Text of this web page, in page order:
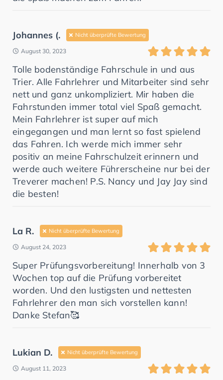
Johannes (. Nicht überprüfte Bewertung
August 30, 2023
Tolle bodenständige Fahrschule in und aus
Trier. Alle Fahrlehrer und Mitarbeiter sind sehr
nett und ganz unkompliziert. Mir haben die
Fahrstunden immer total viel Spaß gemacht.
Mein Fahrlehrer ist super auf mich
eingegangen und man lernt so fast spielend
das Fahren. Ich werde mich immer sehr
positiv an meine Fahrschulzeit erinnern und
werde auch weitere Führerscheine nur bei der
Treverer machen! P.S. Nancy und Jay Jay sind
die besten!
La R. Nicht überprüfte Bewertung
August 24, 2023
Super Prüfungsvorbereitung! Innerhalb von 3
Wochen top auf die Prüfung vorbereitet
worden. Und den lustigsten und nettesten
Fahrlehrer den man sich vorstellen kann!
Danke Stefan🥰
Lukian D. Nicht überprüfte Bewertung
August 11, 2023